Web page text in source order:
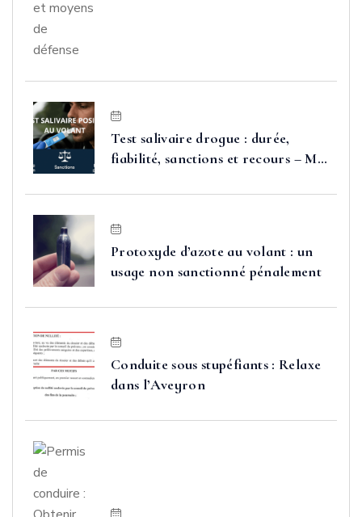
Test salivaire drogue : durée,
fiabilité, sanctions et recours – Me
Protoxyde d’azote au volant : un
usage non sanctionné pénalement
Conduite sous stupéfiants : Relaxe
dans l’Aveyron